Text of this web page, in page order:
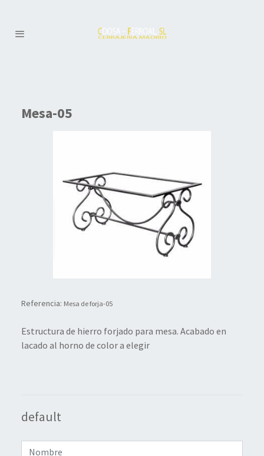
Mesa-05
Referencia: Mesa de forja-05
Estructura de hierro forjado para mesa. Acabado en
lacado al horno de color a elegir
default